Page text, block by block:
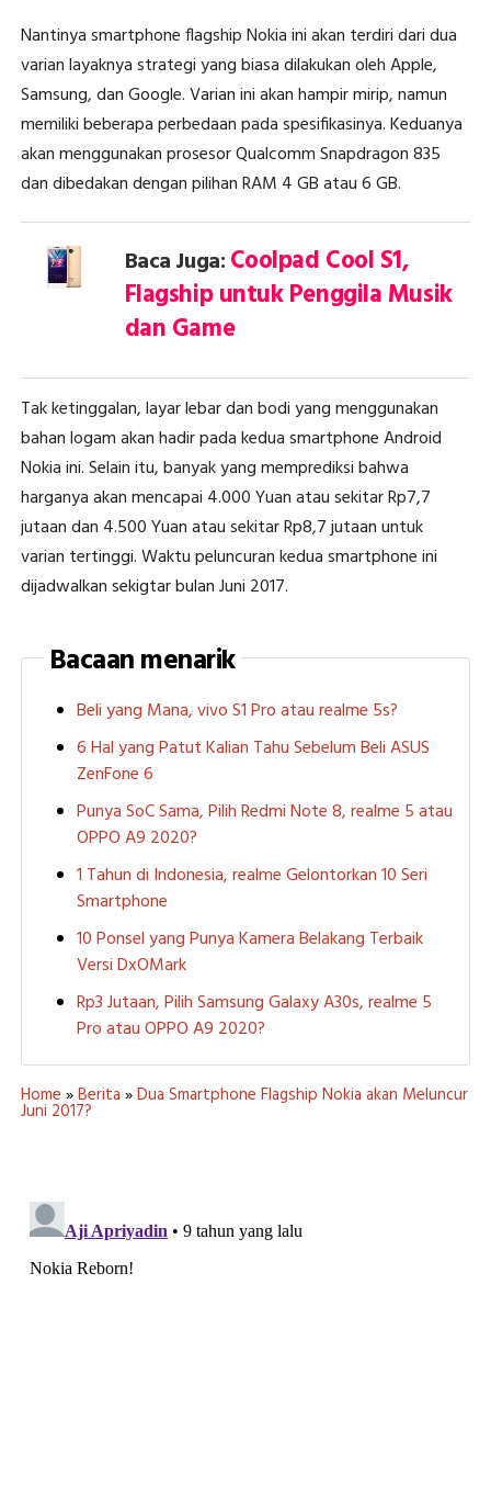
Nantinya smartphone flagship Nokia ini akan terdiri dari dua
varian layaknya strategi yang biasa dilakukan oleh Apple,
Samsung, dan Google. Varian ini akan hampir mirip, namun
memiliki beberapa perbedaan pada spesifikasinya. Keduanya
akan menggunakan prosesor Qualcomm Snapdragon 835
dan dibedakan dengan pilihan RAM 4 GB atau 6 GB.
Baca Juga:Coolpad Cool S1,
Flagship untuk Penggila Musik
dan Game
Tak ketinggalan, layar lebar dan bodi yang menggunakan
bahan logam akan hadir pada kedua smartphone Android
Nokia ini. Selain itu, banyak yang memprediksi bahwa
harganya akan mencapai 4.000 Yuan atau sekitar Rp7,7
jutaan dan 4.500 Yuan atau sekitar Rp8,7 jutaan untuk
varian tertinggi. Waktu peluncuran kedua smartphone ini
dijadwalkan sekigtar bulan Juni 2017.
Bacaan menarik
Beli yang Mana, vivo S1 Pro atau realme 5s?
6 Hal yang Patut Kalian Tahu Sebelum Beli ASUS
ZenFone 6
Punya SoC Sama, Pilih Redmi Note 8, realme 5 atau
OPPO A9 2020?
1 Tahun di Indonesia, realme Gelontorkan 10 Seri
Smartphone
10 Ponsel yang Punya Kamera Belakang Terbaik
Versi DxOMark
Rp3 Jutaan, Pilih Samsung Galaxy A30s, realme 5
Pro atau OPPO A9 2020?
Home »Berita »Dua Smartphone Flagship Nokia akan Meluncur
Juni 2017?